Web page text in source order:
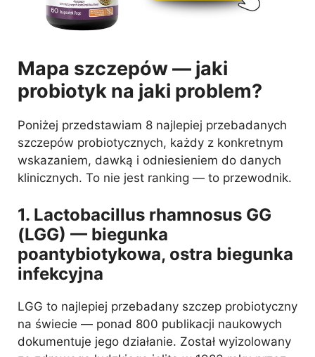
Mapa szczepów — jaki
probiotyk na jaki problem?
Poniżej przedstawiam 8 najlepiej przebadanych
szczepów probiotycznych, każdy z konkretnym
wskazaniem, dawką i odniesieniem do danych
klinicznych. To nie jest ranking — to przewodnik.
1. Lactobacillus rhamnosus GG
(LGG) — biegunka
poantybiotykowa, ostra biegunka
infekcyjna
LGG to najlepiej przebadany szczep probiotyczny
na świecie — ponad 800 publikacji naukowych
dokumentuje jego działanie. Został wyizolowany